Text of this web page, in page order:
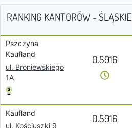
RANKING KANTORÓW - ŚLĄSKIE
Pszczyna
Kaufland
ul. Broniewskiego
1A
0.5916
Kaufland
ul. Kościuszki 9
0.5916